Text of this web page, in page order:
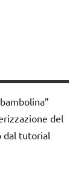
del
dal tutorial